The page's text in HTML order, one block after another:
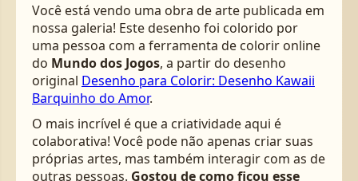
Você está vendo uma obra de arte publicada em
nossa galeria! Este desenho foi colorido por
uma pessoa com a ferramenta de colorir online
do Mundo dos Jogos, a partir do desenho
original Desenho para Colorir: Desenho Kawaii
Barquinho do Amor.
O mais incrível é que a criatividade aqui é
colaborativa! Você pode não apenas criar suas
próprias artes, mas também interagir com as de
outras pessoas. Gostou de como ficou esse